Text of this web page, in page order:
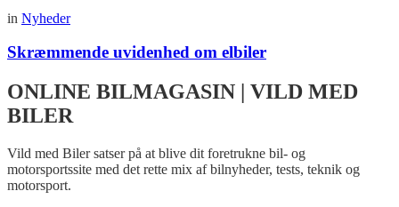
in Nyheder
Skræmmende uvidenhed om elbiler
ONLINE BILMAGASIN | VILD MED
BILER
Vild med Biler satser på at blive dit foretrukne bil- og
motorsportssite med det rette mix af bilnyheder, tests, teknik og
motorsport.